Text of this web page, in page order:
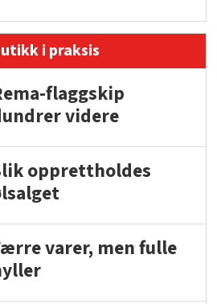
i praksis
flaggskip
videre
opprettholdes
varer, men fulle